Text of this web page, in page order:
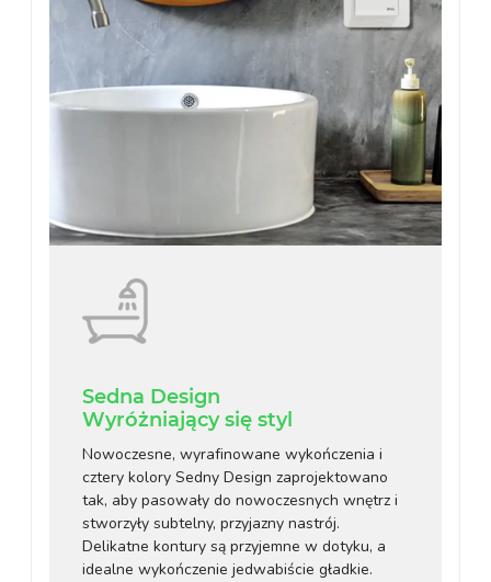
Sedna Design
Wyróżniający się styl
Nowoczesne, wyrafinowane wykończenia i
cztery kolory Sedny Design zaprojektowano
tak, aby pasowały do nowoczesnych wnętrz i
stworzyły subtelny, przyjazny nastrój.
Delikatne kontury są przyjemne w dotyku, a
idealne wykończenie jedwabiście gładkie.